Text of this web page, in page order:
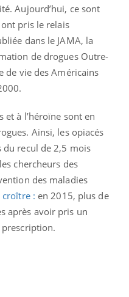
Aujourd’hui, ce sont
pris le relais
dans le JAMA, la
de drogues Outre-
de vie des Américains
et à l’héroïne sont en
Ainsi, les opiacés
du recul de 2,5 mois
chercheurs des
des maladies
croître : en 2015, plus de
après avoir pris un